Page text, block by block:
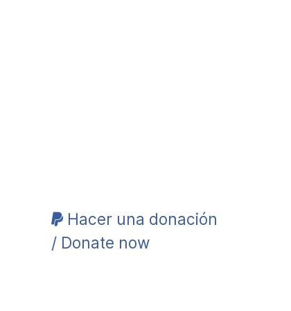
Hacer una donación
/ Donate now